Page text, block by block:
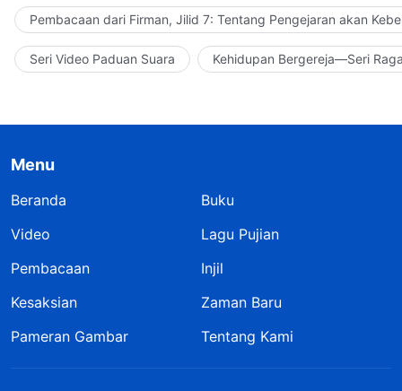
Pembacaan dari Firman, Jilid 7: Tentang Pengejaran akan
Seri Video Paduan Suara Kehidupan Bergereja—Seri
Menu
Beranda
Buku
Video
Lagu Pujian
Pembacaan
Injil
Kesaksian
Zaman Baru
Pameran Gambar
Tentang Kami